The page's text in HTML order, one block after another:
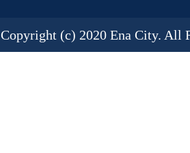
Copyright (c) 2020 Ena City. All